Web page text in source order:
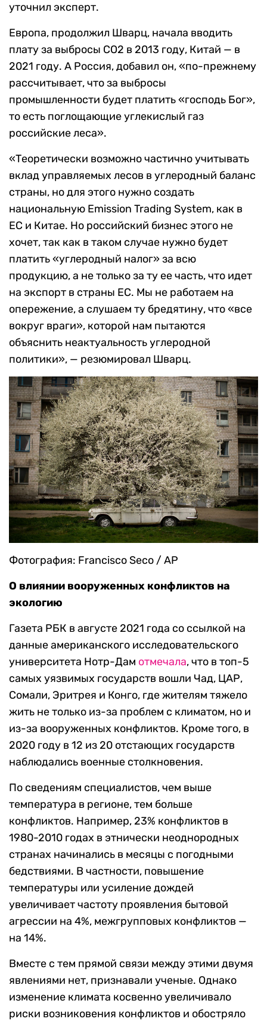
уточнил эксперт.
Европа, продолжил Шварц, начала вводить
плату за выбросы СО2 в 2013 году, Китай — в
2021 году. А Россия, добавил он, «по-прежнему
рассчитывает, что за выбросы
промышленности будет платить «господь Бог»,
то есть поглощающие углекислый газ
российские леса».
«Теоретически возможно частично учитывать
вклад управляемых лесов в углеродный баланс
страны, но для этого нужно создать
национальную Emission Trading System, как в
ЕС и Китае. Но российский бизнес этого не
хочет, так как в таком случае нужно будет
платить «углеродный налог» за всю
продукцию, а не только за ту ее часть, что идет
на экспорт в страны ЕС. Мы не работаем на
опережение, а слушаем ту бредятину, что «все
вокруг враги», которой нам пытаются
объяснить неактуальность углеродной
политики», — резюмировал Шварц.
Фотография: Francisco Seco / AP
О влиянии вооруженных конфликтов на
экологию
Газета РБК в августе 2021 года со ссылкой на
данные американского исследовательского
университета Нотр-Дам отмечала, что в топ-5
самых уязвимых государств вошли Чад, ЦАР,
Сомали, Эритрея и Конго, где жителям тяжело
жить не только из-за проблем с климатом, но и
из-за вооруженных конфликтов. Кроме того, в
2020 году в 12 из 20 отстающих государств
наблюдались военные столкновения.
По сведениям специалистов, чем выше
температура в регионе, тем больше
конфликтов. Например, 23% конфликтов в
1980-2010 годах в этнически неоднородных
странах начинались в месяцы с погодными
бедствиями. В частности, повышение
температуры или усиление дождей
увеличивает частоту проявления бытовой
агрессии на 4%, межгрупповых конфликтов —
на 14%.
Вместе с тем прямой связи между этими двумя
явлениями нет, признавали ученые. Однако
изменение климата косвенно увеличивало
риски возниковения конфликтов и обостряло